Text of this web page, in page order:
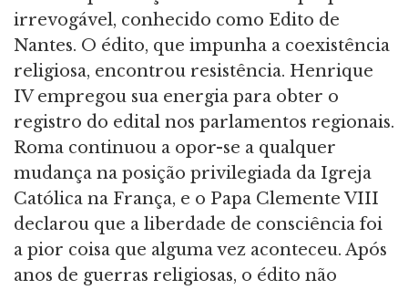
irrevogável, conhecido como Edito de
Nantes. O édito, que impunha a coexistência
religiosa, encontrou resistência. Henrique
IV empregou sua energia para obter o
registro do edital nos parlamentos regionais.
Roma continuou a opor-se a qualquer
mudança na posição privilegiada da Igreja
Católica na França, e o Papa Clemente VIII
declarou que a liberdade de consciência foi
a pior coisa que alguma vez aconteceu. Após
anos de guerras religiosas, o édito não